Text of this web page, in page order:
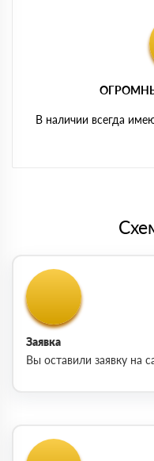
В наличии всегда
Заявка
Вы оставили заявку на